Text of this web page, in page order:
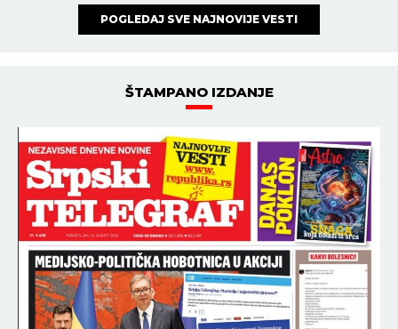
POGLEDAJ SVE NAJNOVIJE VESTI
ŠTAMPANO IZDANJE